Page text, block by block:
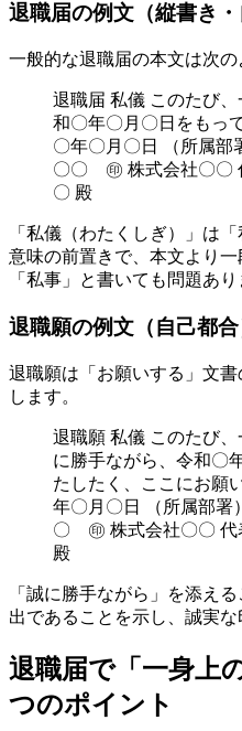
退職届の例文（縦書き・
一般的な退職届の本文は次の
退職届 私儀 このたび
和〇年〇月〇日をもっ
〇年〇月〇日 （所属部
〇〇 ㊞ 株式会社〇〇
〇 殿
「私儀（わたくしぎ）」は
意味の前置きで、本文より一
「私事」と書いても問題あり
退職願の例文（自己都合
退職願は「お願いする」文
します。
退職願 私儀 このたび
に勝手ながら、令和〇
たしたく、ここにお願
年〇月〇日 （所属部署
〇 ㊞ 株式会社〇〇
殿
「誠に勝手ながら」を添え
出であることを示し、誠実な
退職届で「一身上
つのポイント